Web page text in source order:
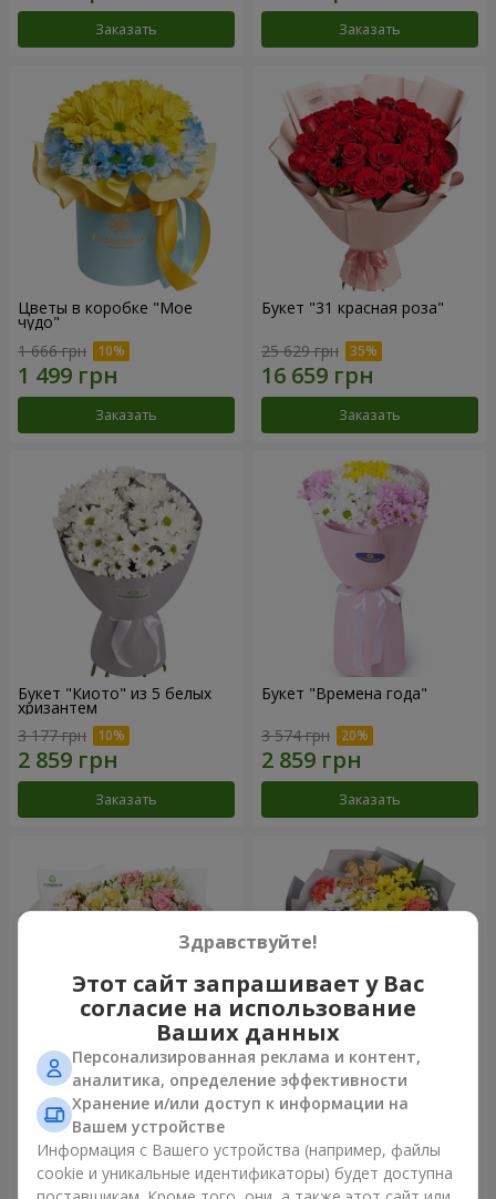
Заказать Заказать
Цветы в коробке "Мое
чудо"
1 666 грн
Заказать
Букет "31 красная роза"
25 629 грн
Заказать
Букет "Киото" из 5 белых
хризантем
3 177 грн
Заказать
Букет "Времена года"
3 574 грн
Заказать
Букет "Крещатик"
17 941 грн
Заказать
Букет "Мы и лето"
Заказать
Здравствуйте!
Этот сайт запрашивает у Вас
согласие на использование
Ваших данных
Персонализированная реклама и контент,
аналитика, определение эффективности
Хранение и/или доступ к информации на
Вашем устройстве
Информация с Вашего устройства (например, файлы
cookie и уникальные идентификаторы) будет доступна